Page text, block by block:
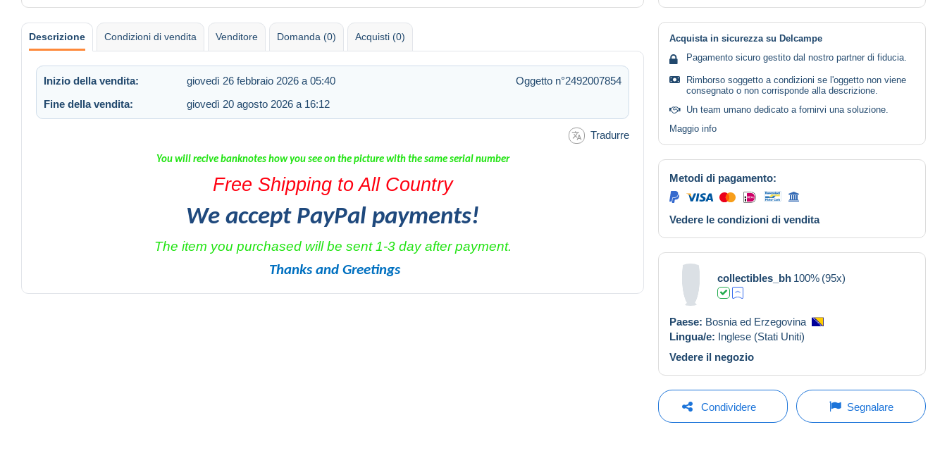
Descrizione Condizioni di vendita Venditore Domanda (0) Acquisti (0)
Inizio della vendita: giovedì 26 febbraio 2026 a 05:40
Oggetto n°2492007854
Fine della vendita:
giovedì 20 agosto 2026 a 16:12
Tradurre
You will recive banknotes how you see on the picture with the same serial number
Free Shipping to All Country
We accept PayPal payments!
The item you purchased will be sent 1-3 day after payment.
Thanks and Greetings
Acquista in sicurezza su Delcampe
Pagamento sicuro gestito dal nostro partner di fiducia.
Rimborso soggetto a condizioni se l'oggetto non viene
consegnato o non corrisponde alla descrizione.
Un team umano dedicato a fornirvi una soluzione.
Maggio info
Metodi di pagamento:
Vedere le condizioni di vendita
collectibles_bh 100% (95x)
Paese: Bosnia ed Erzegovina
Lingua/e: Inglese (Stati Uniti)
Vedere il negozio
Condividere Segnalare